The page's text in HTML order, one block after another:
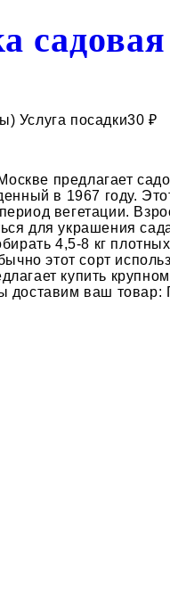
садовая
Услуга посадки30 ₽
предлагает
в 1967 году.
вегетации.
для украшения
4,5-8 кг
этот сорт
купить
ваш